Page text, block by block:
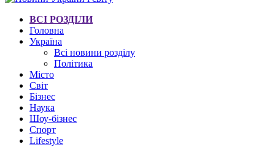
ВСІ РОЗДІЛИ
Головна
Україна
Всі новини розділу
Політика
Місто
Світ
Бізнес
Наука
Шоу-бізнес
Спорт
Lifestyle